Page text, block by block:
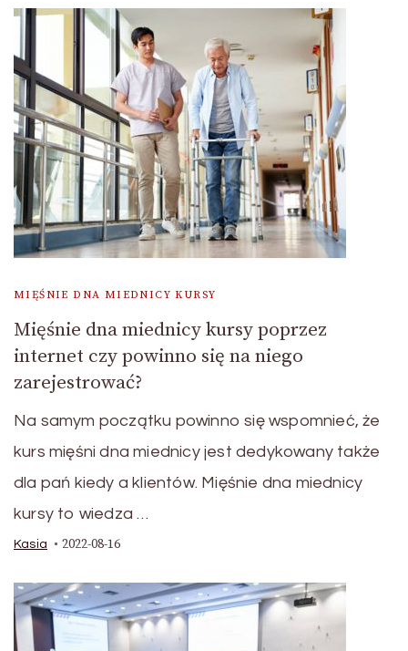
MIĘŚNIE DNA MIEDNICY KURSY
Mięśnie dna miednicy kursy poprzez
internet czy powinno się na niego
zarejestrować?
Na samym początku powinno się wspomnieć, że
kurs mięśni dna miednicy jest dedykowany także
dla pań kiedy a klientów. Mięśnie dna miednicy
kursy to wiedza …
Kasia 2022-08-16